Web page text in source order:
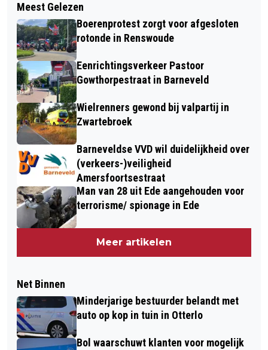
Meest Gelezen
Boerenprotest zorgt voor afgesloten
rotonde in Renswoude
Eenrichtingsverkeer Pastoor
Gowthorpestraat in Barneveld
Wielrenners gewond bij valpartij in
Zwartebroek
Barneveldse VVD wil duidelijkheid over
(verkeers-)veiligheid
Amersfoortsestraat
Man van 28 uit Ede aangehouden voor
terrorisme/ spionage in Ede
Meer artikelen
Net Binnen
Minderjarige bestuurder belandt met
auto op kop in tuin in Otterlo
Bol waarschuwt klanten voor mogelijk